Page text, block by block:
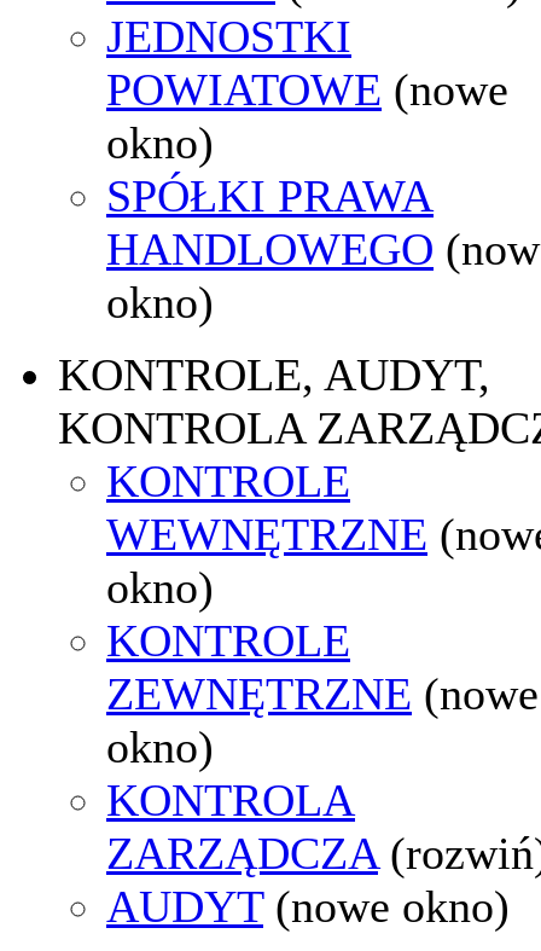
JEDNOSTKI
POWIATOWE (nowe
okno)
SPÓŁKI PRAWA
HANDLOWEGO
okno)
KONTROLE, AUDYT,
KONTROLA
KONTROLE
WEWNĘTRZNE
okno)
KONTROLE
ZEWNĘTRZNE (nowe
okno)
KONTROLA
ZARZĄDCZA
AUDYT (nowe okno)